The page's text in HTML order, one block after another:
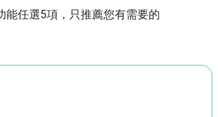
能任選5項，只推薦您有需要的